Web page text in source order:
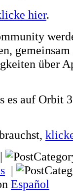
hier.
über
es auf Orbit
|
|
Español